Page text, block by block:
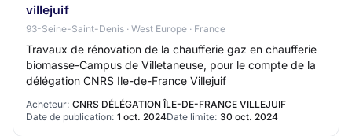
villejuif
93-Seine-Saint-Denis · West Europe · France
Travaux de rénovation de la chaufferie gaz en chaufferie
biomasse-Campus de Villetaneuse, pour le compte de la
délégation CNRS Ile-de-France Villejuif
Acheteur: CNRS DÉLÉGATION ÎLE-DE-FRANCE VILLEJUIF
Date de publication: 1 oct. 2024Date limite: 30 oct. 2024